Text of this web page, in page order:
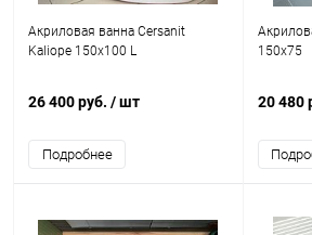
Акриловая ванна Cersanit
Kaliope 150x100 L
26 400 руб. / шт
Подробнее
150x75
20 480